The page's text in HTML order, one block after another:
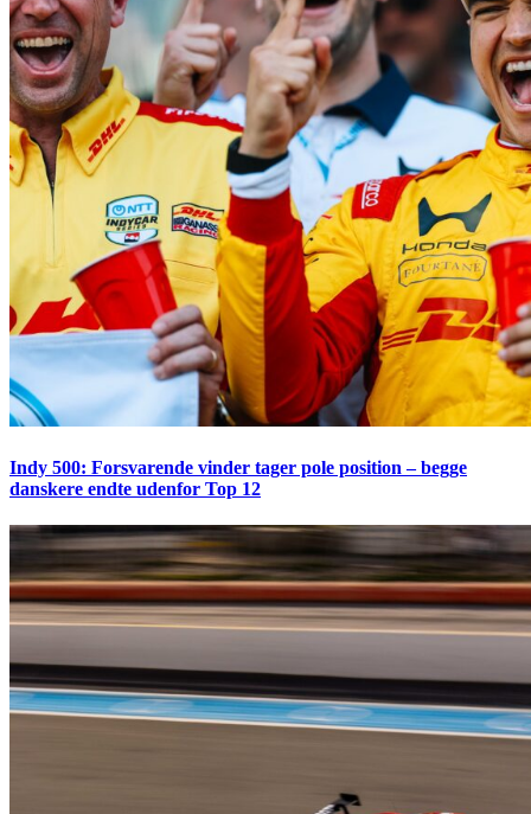
Indy 500: Forsvarende vinder tager pole position – begge
danskere endte udenfor Top 12